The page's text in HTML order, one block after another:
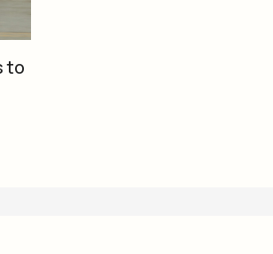
to